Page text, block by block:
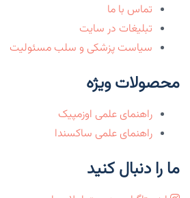
تماس با ما
تبلیغات در سایت
سیاست پزشکی و سلب مسئولیت
محصولات ویژه
راهنمای علمی اوزمپیک
راهنمای علمی ساکسندا
ما را دنبال کنید